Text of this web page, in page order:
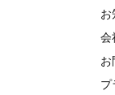
お
会
お
プ